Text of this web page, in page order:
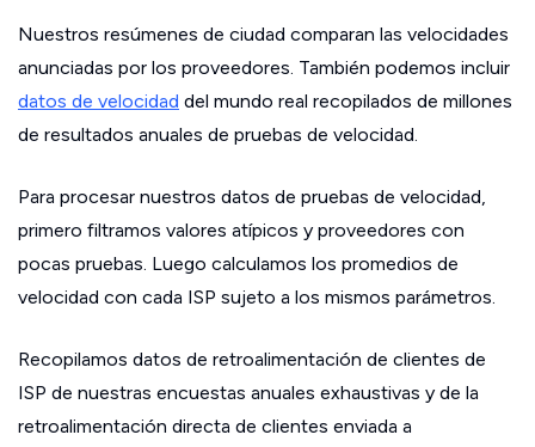
Nuestros resúmenes de ciudad comparan las velocidades
anunciadas por los proveedores. También podemos incluir
datos de velocidad del mundo real recopilados de millones
de resultados anuales de pruebas de velocidad.
Para procesar nuestros datos de pruebas de velocidad,
primero filtramos valores atípicos y proveedores con
pocas pruebas. Luego calculamos los promedios de
velocidad con cada ISP sujeto a los mismos parámetros.
Recopilamos datos de retroalimentación de clientes de
ISP de nuestras encuestas anuales exhaustivas y de la
retroalimentación directa de clientes enviada a